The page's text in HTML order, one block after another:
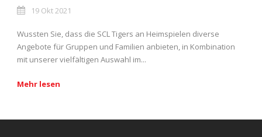
19 Okt 2021
Wussten Sie, dass die SCL Tigers an Heimspielen diverse
Angebote für Gruppen und Familien anbieten, in Kombination
mit unserer vielfältigen Auswahl im...
Mehr lesen